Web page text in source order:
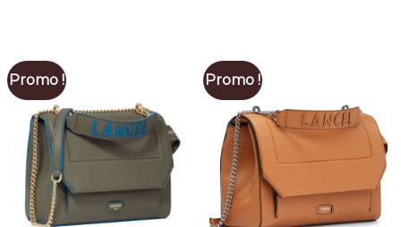
Promo ! Promo !